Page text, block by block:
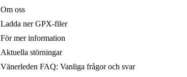
Om oss
Ladda ner GPX-filer
För mer information
Aktuella störningar
Vänerleden FAQ: Vanliga frågor och svar